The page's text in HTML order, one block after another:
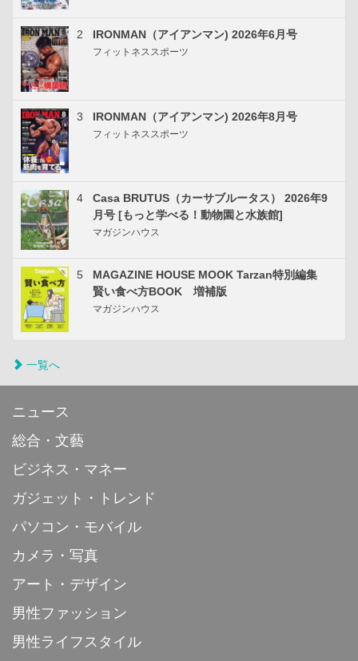
2 IRONMAN（アイアンマン) 2026年6月号
フィットネススポーツ
3 IRONMAN（アイアンマン) 2026年8月号
フィットネススポーツ
4
Casa BRUTUS（カーサブルータス） 2026年9
月号 [もっと学べる！動物園と水族館]
マガジンハウス
5
MAGAZINE HOUSE MOOK Tarzan特別編集
賢い食べ方BOOK 増補版
マガジンハウス
一覧へ
ニュース
総合・文藝
ビジネス・マネー
ガジェット・トレンド
パソコン・モバイル
カメラ・写真
アート・デザイン
男性ファッション
男性ライフスタイル